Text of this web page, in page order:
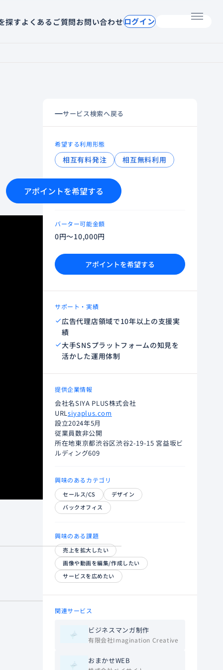
メニュ
探すよくあるご質問お問い合わせログイン 掲載希望の方へ
アポイントを希望する
サービス検索へ戻る
希望する利用形態
相互有料発注 相互無料利用
最大バーター可能期間
1か月
バーター可能金額
0円～10,000円
アポイントを希望する
サポート・実績
広告代理店領域で10年以上の支援実
績
大手SNSプラットフォームの知見を
活かした運用体制
提供企業情報
会社名SIYA PLUS株式会社
URLsiyaplus.com
設立2024年5月
従業員数非公開
所在地東京都渋谷区渋谷2-19-15 宮益坂ビ
ルディング609
興味のあるカテゴリ
セールス/CS
デザイン
バックオフィス
興味のある課題
売上を拡大したい
画像や動画を編集/作成したい
サービスを広めたい
関連サービス
ビジネスマンガ制作
有限会社Imagination Creative
おまかせWEB